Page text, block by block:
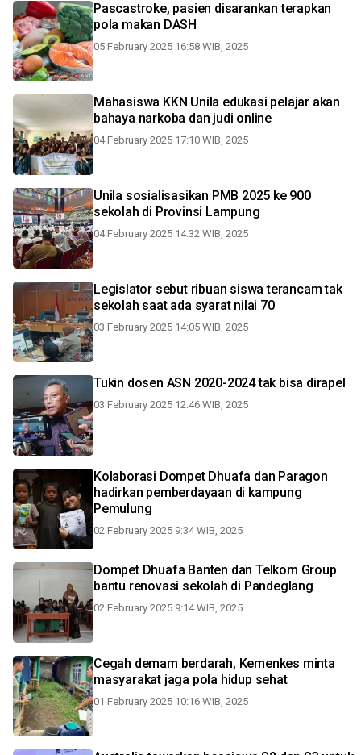
Pascastroke, pasien disarankan terapkan
pola makan DASH
05 February 2025 16:58 WIB, 2025
Mahasiswa KKN Unila edukasi pelajar akan
bahaya narkoba dan judi online
04 February 2025 17:10 WIB, 2025
Unila sosialisasikan PMB 2025 ke 900
sekolah di Provinsi Lampung
04 February 2025 14:32 WIB, 2025
Legislator sebut ribuan siswa terancam tak
sekolah saat ada syarat nilai 70
03 February 2025 14:05 WIB, 2025
Tukin dosen ASN 2020-2024 tak bisa dirapel
03 February 2025 12:46 WIB, 2025
Kolaborasi Dompet Dhuafa dan Paragon
hadirkan pemberdayaan di kampung
Pemulung
02 February 2025 9:34 WIB, 2025
Dompet Dhuafa Banten dan Telkom Group
bantu renovasi sekolah di Pandeglang
02 February 2025 9:14 WIB, 2025
Cegah demam berdarah, Kemenkes minta
masyarakat jaga pola hidup sehat
01 February 2025 10:16 WIB, 2025